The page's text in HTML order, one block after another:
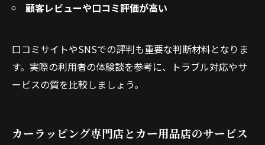
顧客レビューや口コミ評価が高い
口コミサイトやSNSでの評判も重要な判断材料となりま
す。実際の利用者の体験談を参考に、トラブル対応やサ
ービスの質を比較しましょう。
カーラッピング専門店とカー用品店のサービス